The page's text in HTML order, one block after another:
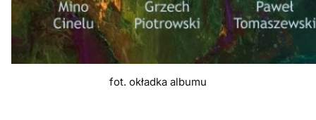
fot. okładka albumu